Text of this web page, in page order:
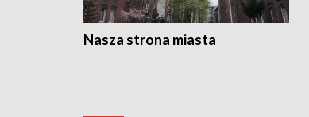
Nasza strona miasta